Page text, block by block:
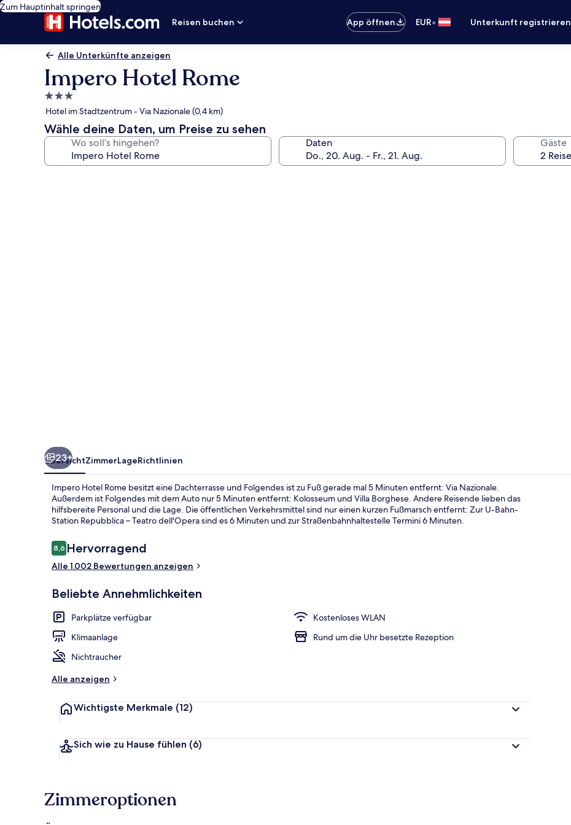
Zum Hauptinhalt springen
Reisen buchen
App öffnen EUR• Unterkunft registrieren
Alle Unterkünfte anzeigen
Impero Hotel Rome
3.0-
Sterne-
Unterkunft
Hotel im Stadtzentrum - Via Nazionale (0,4 km)
Wähle deine Daten, um Preise zu sehen
Wo soll’s hingehen? Daten Gäste
23+
ÜbersichtZimmerLageRichtlinien
Impero Hotel Rome besitzt eine Dachterrasse und Folgendes ist zu Fuß gerade mal 5 Minuten entfernt: Via Nazionale.
Außerdem ist Folgendes mit dem Auto nur 5 Minuten entfernt: Kolosseum und Villa Borghese. Andere Reisende lieben das
hilfsbereite Personal und die Lage. Die öffentlichen Verkehrsmittel sind nur einen kurzen Fußmarsch entfernt: Zur U-Bahn-
Station Repubblica – Teatro dell'Opera sind es 6 Minuten und zur Straßenbahnhaltestelle Termini 6 Minuten.
Bewertungen
8,68,6 von 10.
Hervorragend
Alle 1.002 Bewertungen anzeigen
Beliebte Annehmlichkeiten
Parkplätze verfügbar
Kostenloses WLAN
Klimaanlage
Rund um die Uhr besetzte Rezeption
Nichtraucher
Alle anzeigen
Wichtigste Merkmale (12)
Sich wie zu Hause fühlen (6)
Zimmeroptionen